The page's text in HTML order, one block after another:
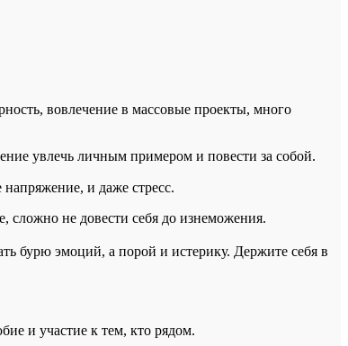
вовлечение в массовые проекты, много
увлечь личным примером и повести за собой.
и даже стресс.
сложно не довести себя до изнеможения.
бурю эмоций, а порой и истерику. Держите себя в
и участие к тем, кто рядом.